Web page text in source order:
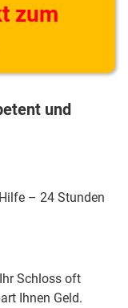
zum
und
– 24 Stunden
Schloss oft
Ihnen Geld.